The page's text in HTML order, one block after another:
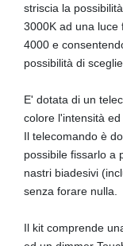
striscia la
3000K ad una luce
4000 e
possibilità di
E' dotata di un
colore l'intensità
Il telecomando è
possibile fissarlo a
nastri biadesivi
senza forare nulla.
Il kit comprende